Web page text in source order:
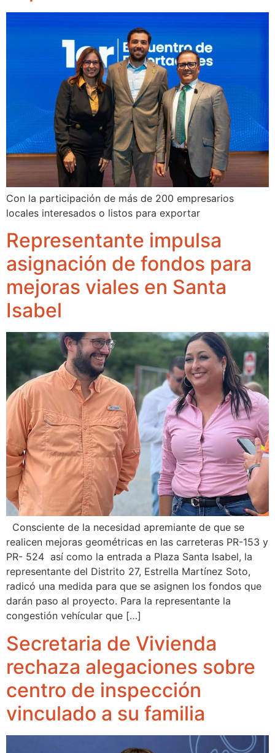
Con la participación de más de 200 empresarios
locales interesados o listos para exportar
Representante impulsa
asignación de fondos para
mejoras viales en Santa
Isabel
Consciente de la necesidad apremiante de que se
realicen mejoras geométricas en las carreteras PR-153 y
PR- 524 así como la entrada a Plaza Santa Isabel, la
representante del Distrito 27, Estrella Martínez Soto,
radicó una medida para que se asignen los fondos que
darán paso al proyecto. Para la representante la
congestión vehícular que […]
Secretaria de Vivienda
rechaza alegaciones sobre
centro de inspección
vinculado a su familia